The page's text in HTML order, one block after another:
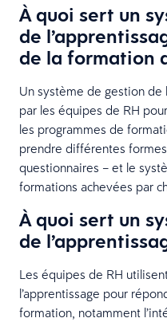
À quoi sert un
de
de la formation
Un système de gestion de
par les équipes de RH
les programmes de
prendre différentes
questionnaires – et le
formations achevées par
À quoi sert un
de
Les équipes de RH
l’apprentissage pour
formation, notamment